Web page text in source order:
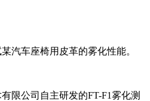
汽车座椅用皮革的雾化性能。
限公司自主研发的FT-F1雾化测